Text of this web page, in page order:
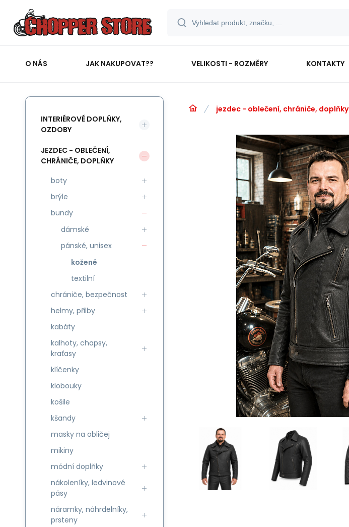
O NÁS JAK NAKUPOVAT?? VELIKOSTI - ROZMĚRY KONTAKTY
jezdec - oblečení, chrániče, doplňky
INTERIÉROVÉ DOPLŇKY,
OZDOBY
JEZDEC - OBLEČENÍ,
CHRÁNIČE, DOPLŇKY
boty
brýle
bundy
dámské
pánské, unisex
kožené
textilní
chrániče, bezpečnost
helmy, přilby
kabáty
kalhoty, chapsy,
kraťasy
klíčenky
klobouky
košile
kšandy
masky na obličej
mikiny
módní doplňky
nákoleníky, ledvinové
pásy
náramky, náhrdelníky,
prsteny